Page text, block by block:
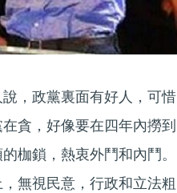
，政黨裏面有好人，可惜
貪，好像要在四年內撈到
枷鎖，熱衷外鬥和內鬥。
無視民意，行政和立法粗